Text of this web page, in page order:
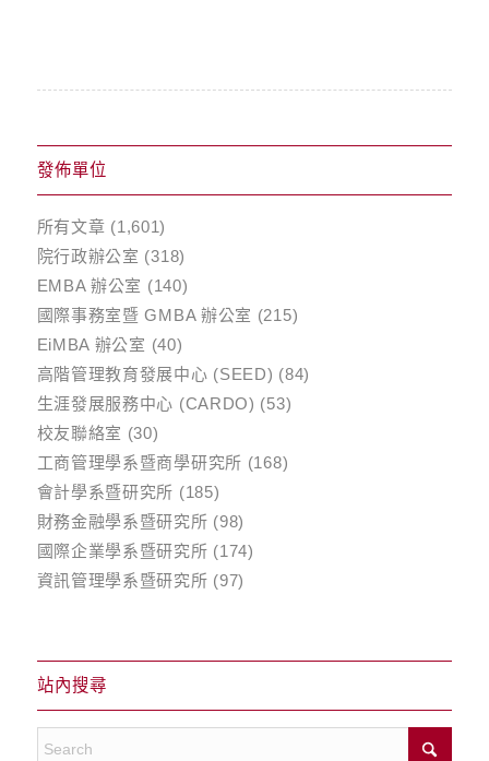
發佈單位
所有文章 (1,601)
院行政辦公室 (318)
EMBA 辦公室 (140)
國際事務室暨 GMBA 辦公室 (215)
EiMBA 辦公室 (40)
高階管理教育發展中心 (SEED) (84)
生涯發展服務中心 (CARDO) (53)
校友聯絡室 (30)
工商管理學系暨商學研究所 (168)
會計學系暨研究所 (185)
財務金融學系暨研究所 (98)
國際企業學系暨研究所 (174)
資訊管理學系暨研究所 (97)
站內搜尋